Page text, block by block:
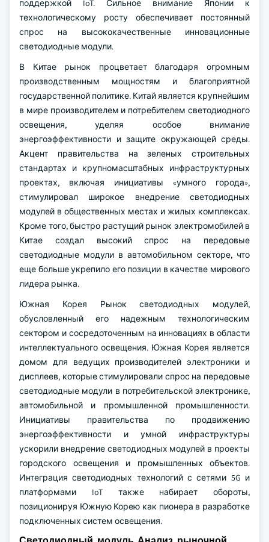
поддержкой IoT. Сильное внимание Японии к
технологическому росту обеспечивает постоянный
спрос на высококачественные инновационные
светодиодные модули.
В Китае рынок процветает благодаря огромным
производственным мощностям и благоприятной
государственной политике. Китай является крупнейшим
в мире производителем и потребителем светодиодного
освещения, уделяя особое внимание
энергоэффективности и защите окружающей среды.
Акцент правительства на зеленых строительных
стандартах и крупномасштабных инфраструктурных
проектах, включая инициативы «умного города»,
стимулировал широкое внедрение светодиодных
модулей в общественных местах и жилых комплексах.
Кроме того, быстро растущий рынок электромобилей в
Китае создал высокий спрос на передовые
светодиодные модули в автомобильном секторе, что
еще больше укрепило его позиции в качестве мирового
лидера рынка.
Южная Корея Рынок светодиодных модулей,
обусловленный его надежным технологическим
сектором и сосредоточенным на инновациях в области
интеллектуального освещения. Южная Корея является
домом для ведущих производителей электроники и
дисплеев, которые стимулировали спрос на передовые
светодиодные модули в потребительской электронике,
автомобильной и промышленной промышленности.
Инициативы правительства по продвижению
энергоэффективности и умной инфраструктуры
ускорили внедрение светодиодных модулей в проекты
городского освещения и промышленных объектов.
Интеграция светодиодных технологий с сетями 5G и
платформами IoT также набирает обороты,
позиционируя Южную Корею как пионера в разработке
подключенных систем освещения.